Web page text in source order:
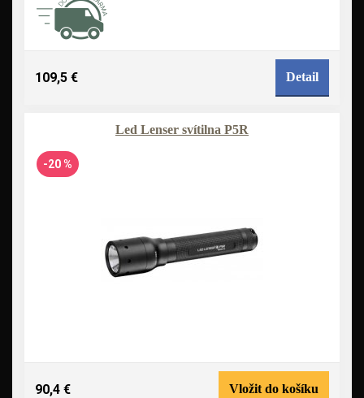
109,5 € Detail
Led Lenser svítilna P5R
-20 %
90,4 € Vložit do košíku